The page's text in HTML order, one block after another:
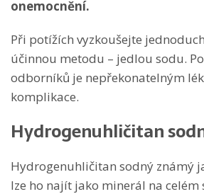
onemocnění.
Při potížích vyzkoušejte
účinnou metodu – jedlou sodu.
odborníků je nepřekonatelným
komplikace.
Hydrogenuhličitan
Hydrogenuhličitan sodný známý
lze ho najít jako minerál na celém